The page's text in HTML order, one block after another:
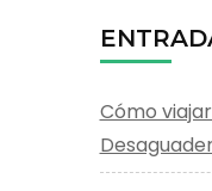
Cómo